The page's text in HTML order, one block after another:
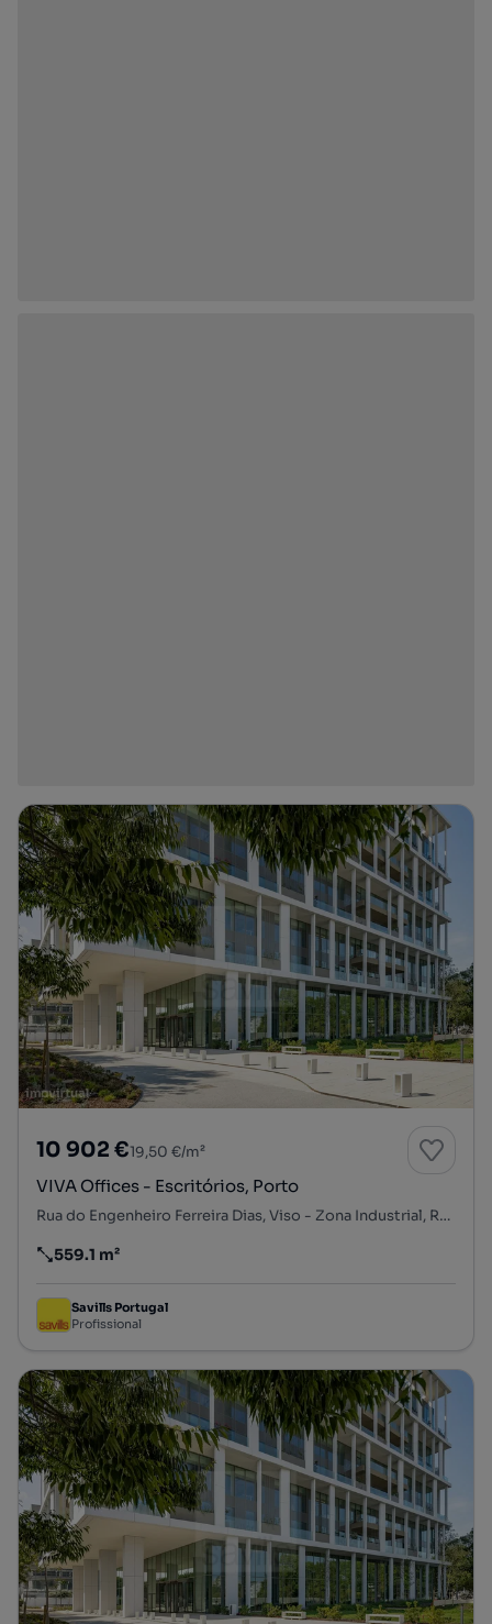
10 902 €19,50 €/m²
VIVA Offices - Escritórios, Porto
Rua do Engenheiro Ferreira Dias, Viso - Zona Industrial, Ramalde, Porto, Porto
Preço por metro quadrado
559.1 m²
Savills Portugal
Profissional